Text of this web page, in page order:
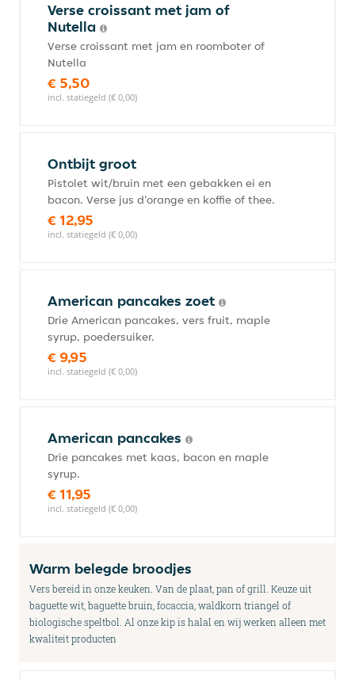
Verse croissant met jam of
Nutella
Verse croissant met jam en roomboter of
Nutella
€ 5,50
incl. statiegeld (€ 0,00)
Ontbijt groot
Pistolet wit/bruin met een gebakken ei en
bacon. Verse jus d'orange en koffie of thee.
€ 12,95
incl. statiegeld (€ 0,00)
American pancakes zoet
Drie American pancakes, vers fruit, maple
syrup, poedersuiker.
€ 9,95
incl. statiegeld (€ 0,00)
American pancakes
Drie pancakes met kaas, bacon en maple
syrup.
€ 11,95
incl. statiegeld (€ 0,00)
Warm belegde broodjes
Vers bereid in onze keuken. Van de plaat, pan of grill. Keuze uit
baguette wit, baguette bruin, focaccia, waldkorn triangel of
biologische speltbol. Al onze kip is halal en wij werken alleen met
kwaliteit producten